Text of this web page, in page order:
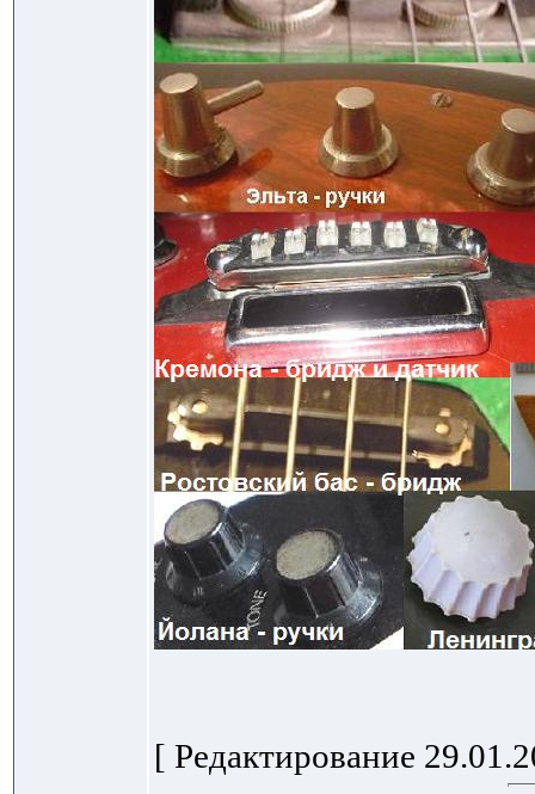
[ Редактирование